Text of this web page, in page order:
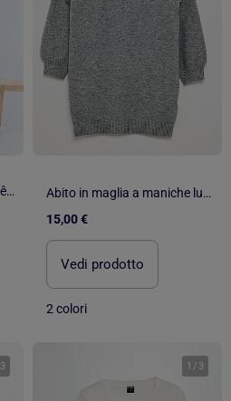
Pantaloni ampi in maglia crêpe
Abito in maglia a maniche lunghe e collo abbottonato
15,00 €
Vedi prodotto
2 colori
3 1 / 3